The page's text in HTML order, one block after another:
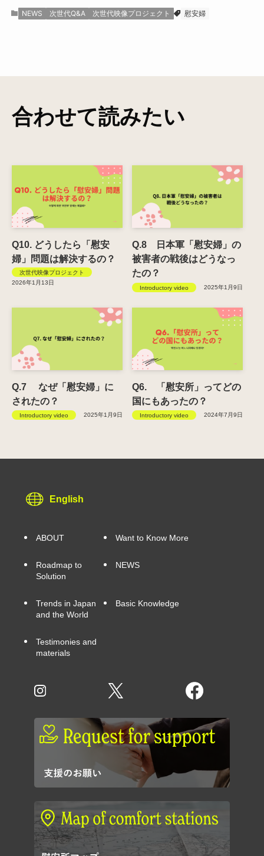
NEWS 次世代Q&A 次世代映像プロジェクト 慰安婦
合わせて読みたい
Q10. どうしたら「慰安
婦」問題は解決するの？
次世代映像プロジェクト
2026年1月13日
Q.8 日本軍「慰安婦」の
被害者の戦後はどうなっ
たの？
Introductory video 2025年1月9日
Q.7 なぜ「慰安婦」に
されたの？
Introductory video 2025年1月9日
Q6. 「慰安所」ってどの
国にもあったの？
Introductory video 2024年7月9日
English
ABOUT Want to Know More
Roadmap to
Solution
NEWS
Trends in Japan
and the World
Basic Knowledge
Testimonies and
materials